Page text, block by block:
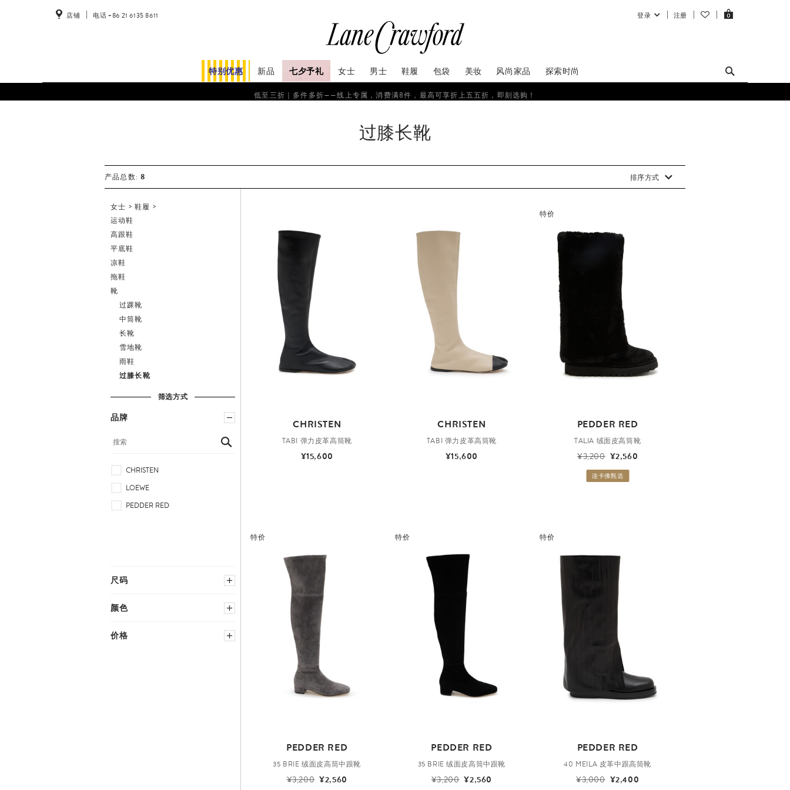
登录 注册 0
店铺 电话 +86 21 6135 8611
特别优惠 新品 七夕予礼 女士 男士 鞋履 包袋 美妆 风尚家品 探索时尚
低至三折｜多件多折——线上专属，消费满8件，最高可享折上五五折，即刻选购！
过膝长靴
产品总数:8 排序方式
女士
鞋履
运动鞋
高跟鞋
平底鞋
凉鞋
拖鞋
靴
过踝靴
中筒靴
长靴
雪地靴
雨鞋
过膝长靴
筛选方式
品牌
CHRISTEN
LOEWE
PEDDER RED
尺码
选择国家尺码
颜色
价格
CHRISTEN
TABI 弹力皮革高筒靴
¥15,600
CHRISTEN
TABI 弹力皮革高筒靴
¥15,600
特价
PEDDER RED
TALIA 绒面皮高筒靴
¥3,200 ¥2,560
连卡佛甄选
特价
PEDDER RED
35 BRIE 绒面皮高筒中跟靴
¥3,200 ¥2,560
特价
PEDDER RED
35 BRIE 绒面皮高筒中跟靴
¥3,200 ¥2,560
特价
PEDDER RED
40 MEILA 皮革中跟高筒靴
¥3,000 ¥2,400